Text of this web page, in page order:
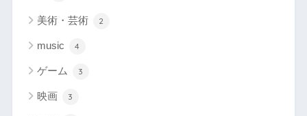
美術・芸術 2
music 4
ゲーム 3
映画 3